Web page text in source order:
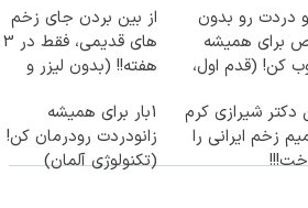
دردت رو بدون
برای همیشه
کن! (قدم اول،
از بین بردن جای زخم
های قدیمی، فقط در 3
هفته!! (بدون لیزر و
دکتر شیرازی کرم
زخم ایرانی را
1بار برای همیشه
زانودردت رودرمان کن!
(تکنولوژی آلمان)